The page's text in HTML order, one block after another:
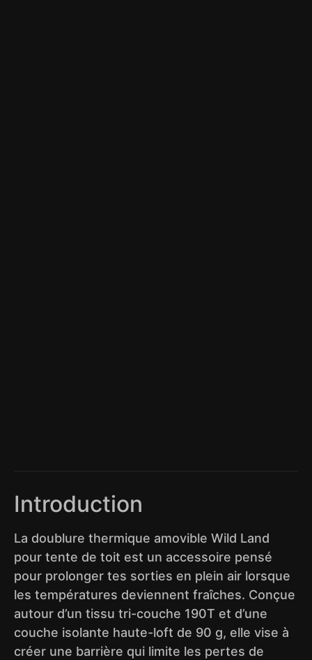
Introduction
La doublure thermique amovible Wild Land
pour tente de toit est un accessoire pensé
pour prolonger tes sorties en plein air lorsque
les températures deviennent fraîches. Conçue
autour d’un tissu tri-couche 190T et d’une
couche isolante haute-loft de 90 g, elle vise à
créer une barrière qui limite les pertes de